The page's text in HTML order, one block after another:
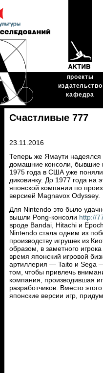
проекты
издательство
кафедра
Счастливые 777
23.11.2016
Теперь же Ямаути надеялся
домашние консоли, бывшие
1975 года в США уже
диковинку. До 1977 года на
японской компании по
версией Magnavox Odyssey.
Для Nintendo это было
вышли Pong-консоли http://
вроде Bandai, Hitachi и
Nintendo стала одним из
производству игрушек из
образом, в заметного
время японский игровой
артиллерия — Taito и Sega —
том, чтобы привлечь
компания, производившая
разработчиков. Вместо
японские версии игр,